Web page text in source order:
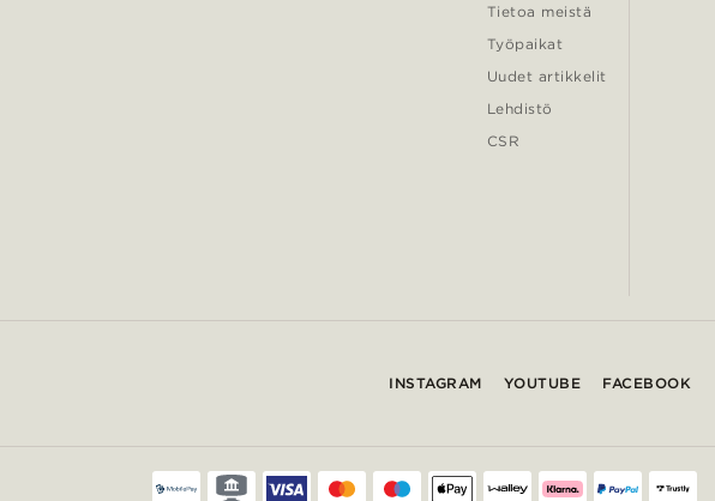
Tietoa meistä
Työpaikat
Uudet artikkelit
Lehdistö
CSR
INSTAGRAM YOUTUBE FACEBOOK